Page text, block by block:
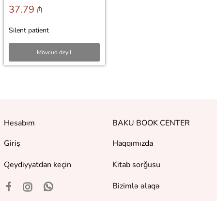
37.79 ₼
Silent patient
Mövcud deyil
Hesabım
Giriş
Qeydiyyatdan keçin
BAKU BOOK CENTER
Haqqımızda
Kitab sorğusu
Bizimlə əlaqə